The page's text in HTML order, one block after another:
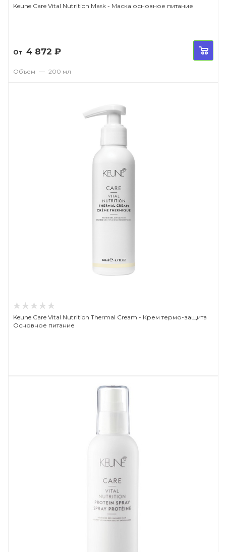
Keune Care Vital Nutrition Mask - Маска основное питание
От 4 872 ₽
Объем — 200 мл
Keune Care Vital Nutrition Thermal Cream - Крем термо-защита
Основное питание